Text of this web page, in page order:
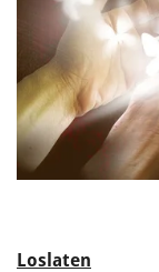
Loslaten